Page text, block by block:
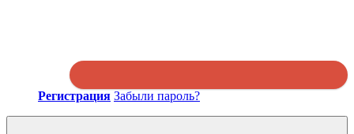
Регистрация Забыли пароль?